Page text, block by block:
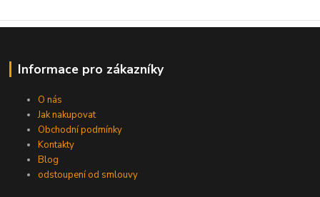
Informace pro zákazníky
O nás
Jak nakupovat
Obchodní podmínky
Kontakty
Blog
odstoupení od smlouvy